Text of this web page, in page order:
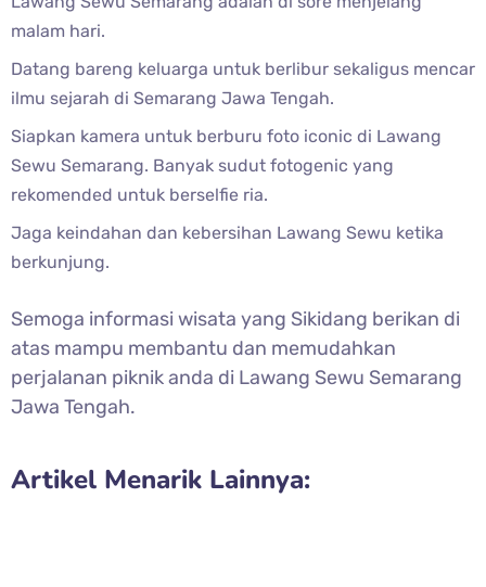
malam hari.
Datang bareng keluarga untuk berlibur sekaligus mencar
ilmu sejarah di Semarang Jawa Tengah.
Siapkan kamera untuk berburu foto iconic di Lawang
Sewu Semarang. Banyak sudut fotogenic yang
rekomended untuk berselfie ria.
Jaga keindahan dan kebersihan Lawang Sewu ketika
berkunjung.
Semoga informasi wisata yang Sikidang berikan di
atas mampu membantu dan memudahkan
perjalanan piknik anda di Lawang Sewu Semarang
Jawa Tengah.
Artikel Menarik Lainnya: